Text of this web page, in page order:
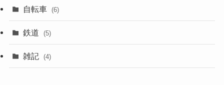
自転車 (6)
鉄道 (5)
雑記 (4)